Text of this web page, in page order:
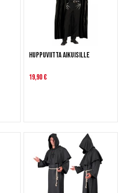
Huppuviitta aikuisille
19,90 €